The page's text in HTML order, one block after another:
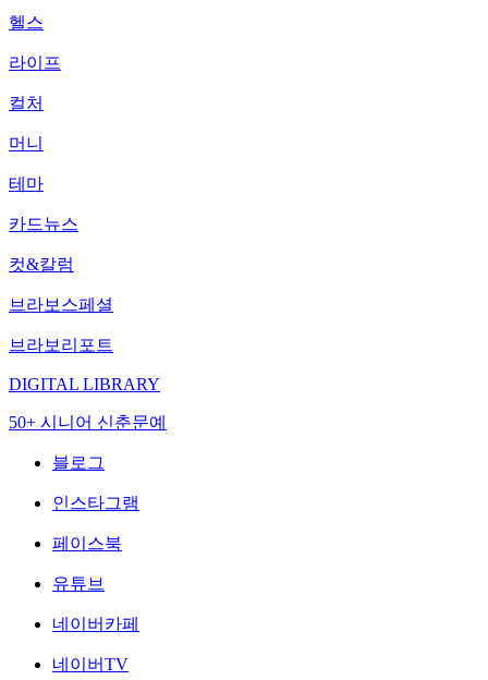
헬스
라이프
컬처
머니
테마
카드뉴스
컷&칼럼
브라보스페셜
브라보리포트
DIGITAL LIBRARY
50+ 시니어 신춘문예
블로그
인스타그램
페이스북
유튜브
네이버카페
네이버TV